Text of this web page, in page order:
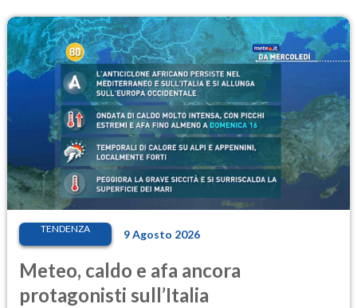
TENDENZA 9 Agosto 2026
Meteo, caldo e afa ancora
protagonisti sull’Italia